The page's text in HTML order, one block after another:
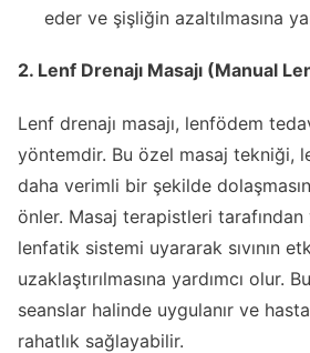
eder ve şişliğin azaltılmasına
2. Lenf Drenajı Masajı (Manual
Lenf drenajı masajı, lenfödem
yöntemdir. Bu özel masaj tekniği,
daha verimli bir şekilde
önler. Masaj terapistleri tarafından
lenfatik sistemi uyararak sıvının
uzaklaştırılmasına yardımcı olur.
seanslar halinde uygulanır ve
rahatlık sağlayabilir.